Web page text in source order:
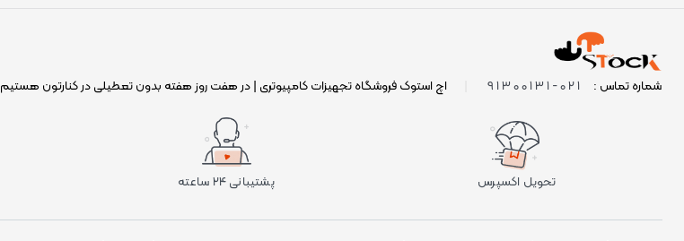
شماره تماس : 021-91300131 اچ استوک فروشگاه تجهیزات کامپیوتری | در هفت روز هفته بدون تعطیلی در کنارتون هستیم
تحویل اکسپرس پشتیبانی ۲۴ ساعته